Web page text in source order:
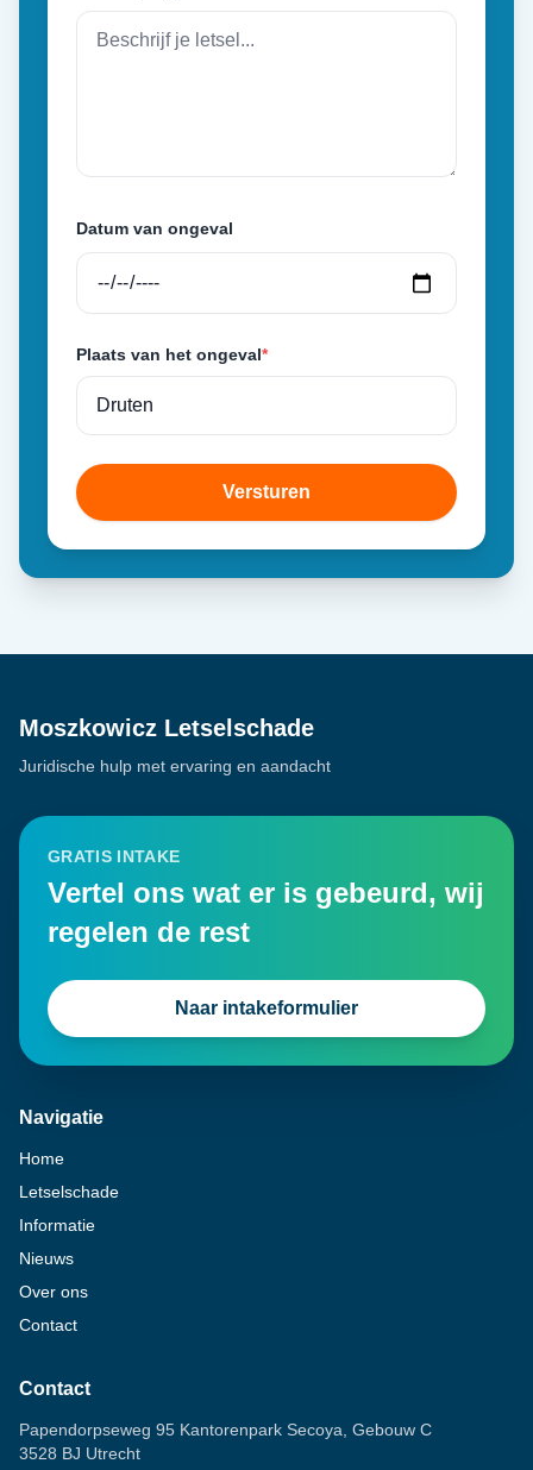
Datum van ongeval
Plaats van het ongeval*
Versturen
Moszkowicz Letselschade
Juridische hulp met ervaring en aandacht
GRATIS INTAKE
Vertel ons wat er is gebeurd, wij
regelen de rest
Naar intakeformulier
Navigatie
Home
Letselschade
Informatie
Nieuws
Over ons
Contact
Contact
Papendorpseweg 95 Kantorenpark Secoya, Gebouw C
3528 BJ Utrecht